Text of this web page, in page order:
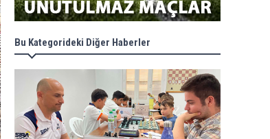
Bu Kategorideki Diğer Haberler